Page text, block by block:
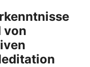
von